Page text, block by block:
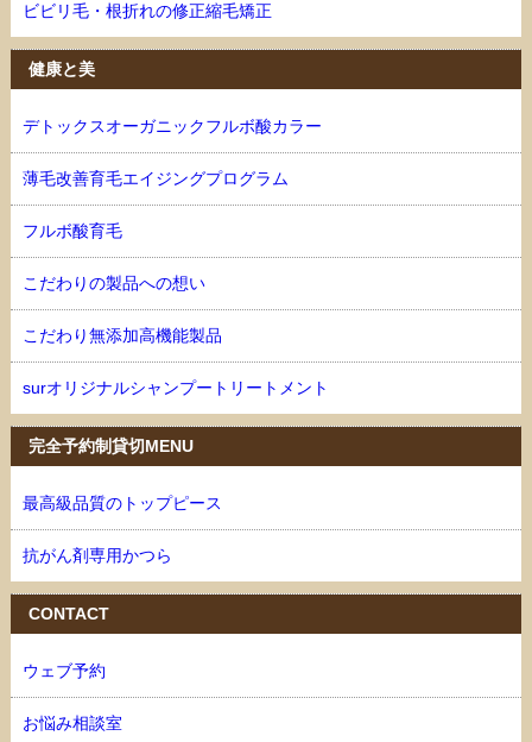
ビビリ毛・根折れの修正縮毛矯正
健康と美
デトックスオーガニックフルボ酸カラー
薄毛改善育毛エイジングプログラム
フルボ酸育毛
こだわりの製品への想い
こだわり無添加高機能製品
surオリジナルシャンプートリートメント
完全予約制貸切MENU
最高級品質のトップピース
抗がん剤専用かつら
CONTACT
ウェブ予約
お悩み相談室